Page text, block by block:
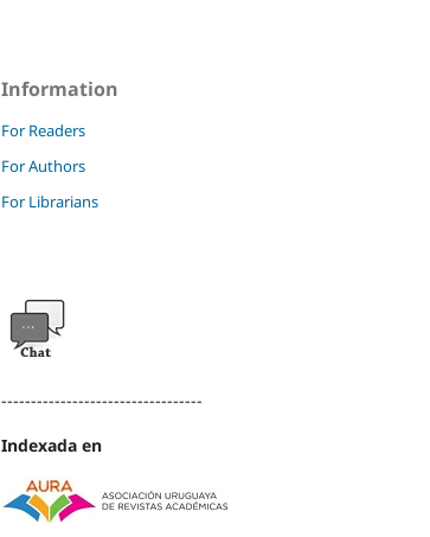
Information
For Readers
For Authors
For Librarians
----------------------------------
Indexada en